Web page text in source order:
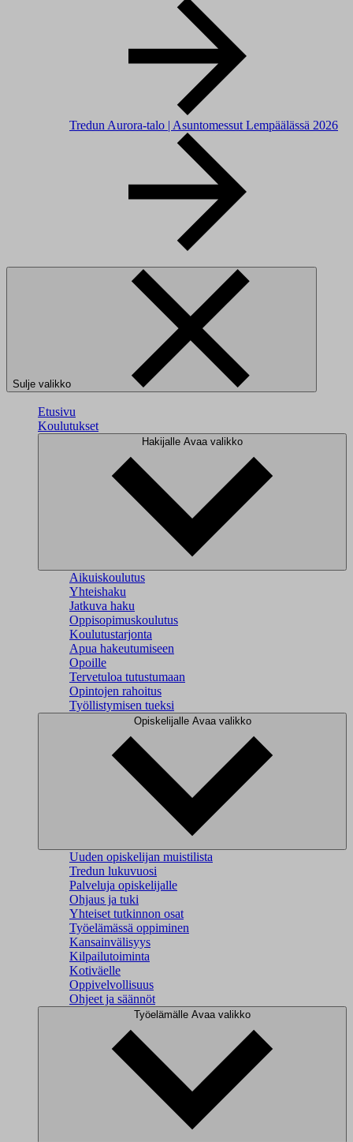
Tredun Aurora-talo | Asuntomessut Lempäälässä 2026
Sulje valikko
Etusivu
Koulutukset
Hakijalle Avaa valikko
Aikuiskoulutus
Yhteishaku
Jatkuva haku
Oppisopimuskoulutus
Koulutustarjonta
Apua hakeutumiseen
Opoille
Tervetuloa tutustumaan
Opintojen rahoitus
Työllistymisen tueksi
Opiskelijalle Avaa valikko
Uuden opiskelijan muistilista
Tredun lukuvuosi
Palveluja opiskelijalle
Ohjaus ja tuki
Yhteiset tutkinnon osat
Työelämässä oppiminen
Kansainvälisyys
Kilpailutoiminta
Kotiväelle
Oppivelvollisuus
Ohjeet ja säännöt
Työelämälle Avaa valikko